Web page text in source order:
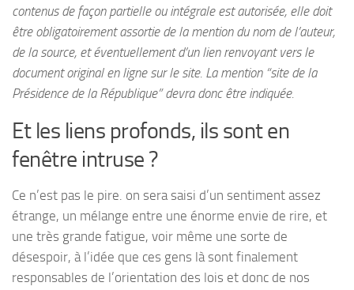
contenus de façon partielle ou intégrale est autorisée, elle doit
être obligatoirement assortie de la mention du nom de l’auteur,
de la source, et éventuellement d’un lien renvoyant vers le
document original en ligne sur le site. La mention “site de la
Présidence de la République” devra donc être indiquée.
Et les liens profonds, ils sont en
fenêtre intruse ?
Ce n’est pas le pire. on sera saisi d’un sentiment assez
étrange, un mélange entre une énorme envie de rire, et
une très grande fatigue, voir même une sorte de
désespoir, à l’idée que ces gens là sont finalement
responsables de l’orientation des lois et donc de nos